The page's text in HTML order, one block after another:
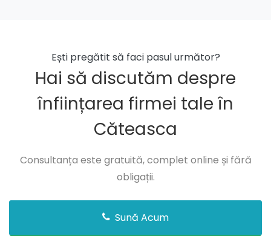
Ești pregătit să faci pasul următor?
Hai să discutăm despre
înființarea firmei tale în
Căteasca
Consultanța este gratuită, complet online și fără
obligații.
Sună Acum